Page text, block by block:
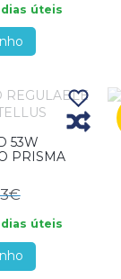
úteis
53W
PRISMA
úteis